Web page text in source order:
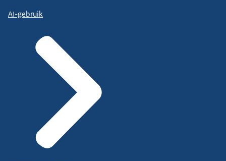
AI-gebruik